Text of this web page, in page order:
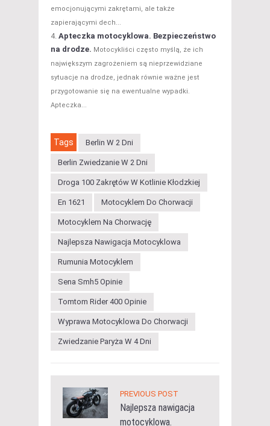
emocjonującymi zakrętami, ale także
zapierającymi dech...
Apteczka motocyklowa. Bezpieczeństwo
na drodze. Motocykliści często myślą, że ich
największym zagrożeniem są nieprzewidziane
sytuacje na drodze, jednak równie ważne jest
przygotowanie się na ewentualne wypadki.
Apteczka...
Tags Berlin W 2 Dni
Berlin Zwiedzanie W 2 Dni
Droga 100 Zakrętów W Kotlinie Kłodzkiej
En 1621 Motocyklem Do Chorwacji
Motocyklem Na Chorwację
Najlepsza Nawigacja Motocyklowa
Rumunia Motocyklem
Sena Smh5 Opinie
Tomtom Rider 400 Opinie
Wyprawa Motocyklowa Do Chorwacji
Zwiedzanie Paryża W 4 Dni
PREVIOUS POST
Najlepsza nawigacja
motocyklowa.